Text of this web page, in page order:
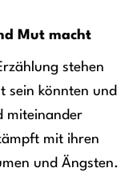
Mut macht
stehen
sein könnten und
miteinander
mit ihren
und Ängsten.